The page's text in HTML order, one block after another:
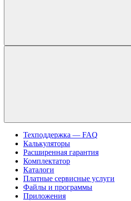
Техподдержка — FAQ
Калькуляторы
Расширенная гарантия
Комплектатор
Каталоги
Платные сервисные услуги
Файлы и программы
Приложения